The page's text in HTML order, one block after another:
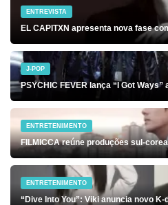
ENTREVISTA
EL CAPITXN apresenta nova fase
J-POP
PSYCHIC FEVER lança “I Got Ways”
ENTRETENIMENTO
FILMICCA reúne produções sul-
ENTRETENIMENTO
“Dive Into You”: Viki anuncia novo K-